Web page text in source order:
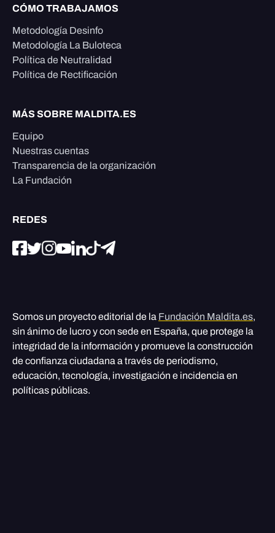
CÓMO TRABAJAMOS
Metodología Desinfo
Metodología La Buloteca
Política de Neutralidad
Política de Rectificación
MÁS SOBRE MALDITA.ES
Equipo
Nuestras cuentas
Transparencia de la organización
La Fundación
REDES
Somos un proyecto editorial de la Fundación Maldita.es,
sin ánimo de lucro y con sede en España, que protege la
integridad de la información y promueve la construcción
de confianza ciudadana a través de periodismo,
educación, tecnología, investigación e incidencia en
políticas públicas.